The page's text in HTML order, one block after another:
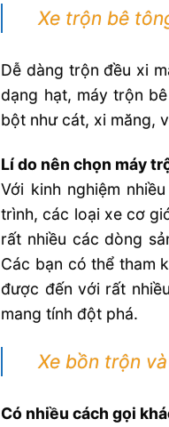
Xe trộn bê
Dễ dàng trộn đều xi
dạng hạt, máy trộn
bột như cát, xi măng,
Lí do nên chọn máy
Với kinh nghiệm
trình, các loại xe cơ
rất nhiều các dòng
Các bạn có thể tham
được đến với rất
mang tính đột phá.
Xe bồn trộn
Có nhiều cách gọi